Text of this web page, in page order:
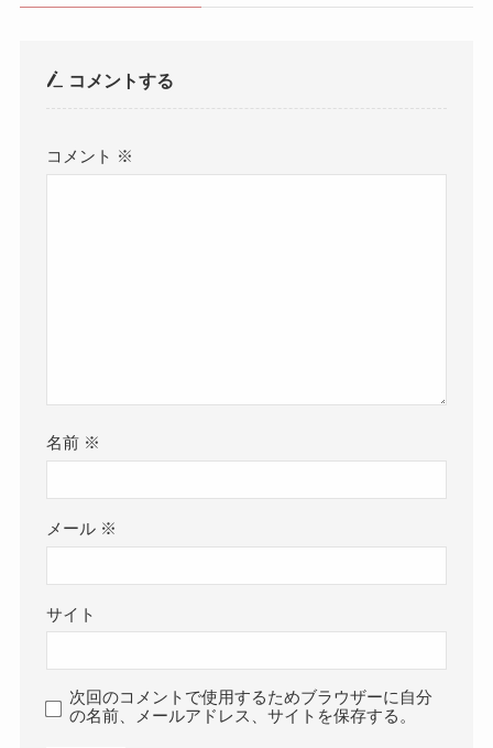
コメントする
コメント ※
名前 ※
メール ※
サイト
次回のコメントで使用するためブラウザーに自分
の名前、メールアドレス、サイトを保存する。